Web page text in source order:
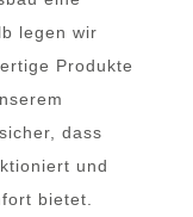
legen wir
Produkte
dass
und
bietet.